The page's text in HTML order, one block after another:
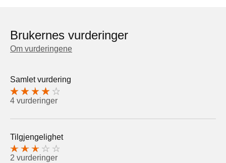
Brukernes vurderinger
Om vurderingene
Samlet vurdering
4 vurderinger
Tilgjengelighet
2 vurderinger